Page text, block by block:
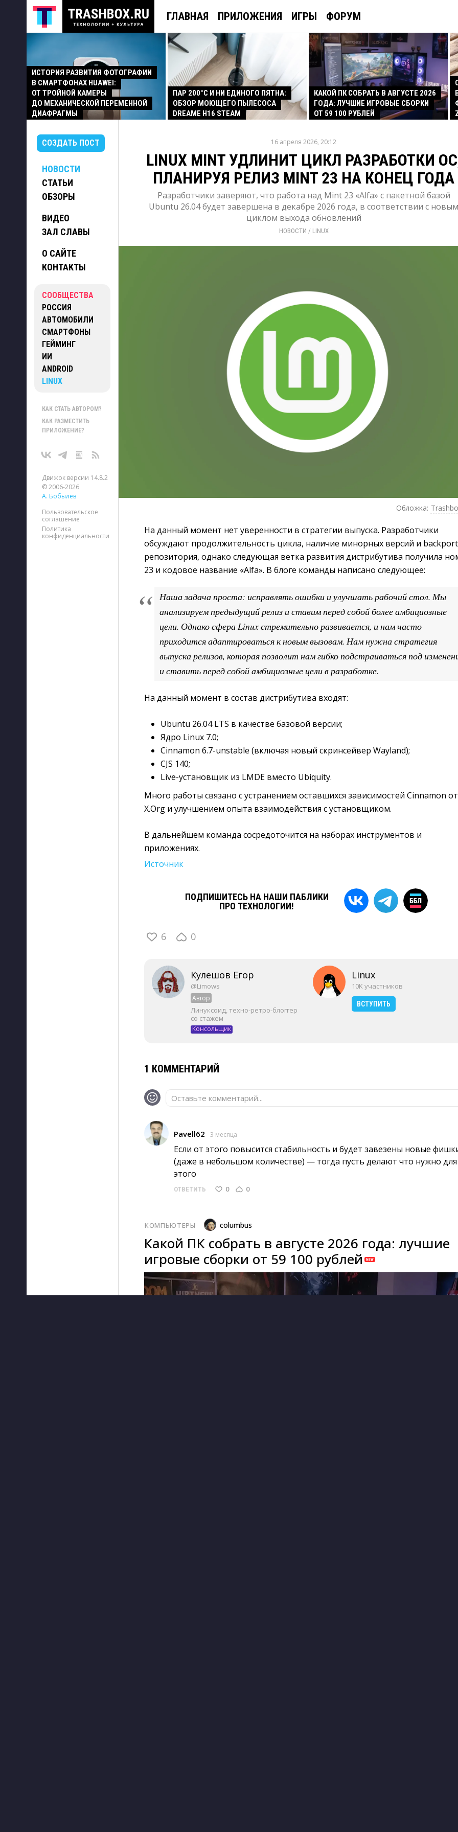
ГЛАВНАЯ ПРИЛОЖЕНИЯ ИГРЫ ФОРУМ
ИСТОРИЯ РАЗВИТИЯ ФОТОГРАФИИ
В СМАРТФОНАХ HUAWEI:
ОТ ТРОЙНОЙ КАМЕРЫ
ДО МЕХАНИЧЕСКОЙ ПЕРЕМЕННОЙ
ДИАФРАГМЫ
ПАР 200°C И НИ ЕДИНОГО ПЯТНА:
ОБЗОР МОЮЩЕГО ПЫЛЕСОСА
DREAME H16 STEAM
КАКОЙ ПК СОБРАТЬ В АВГУСТЕ 2026
ГОДА: ЛУЧШИЕ ИГРОВЫЕ СБОРКИ
ОТ 59 100 РУБЛЕЙ
СОЗДАТЬ ПОСТ
НОВОСТИ
СТАТЬИ
ОБЗОРЫ
ВИДЕО
ЗАЛ СЛАВЫ
О САЙТЕ
КОНТАКТЫ
СООБЩЕСТВА
РОССИЯ
АВТОМОБИЛИ
СМАРТФОНЫ
ГЕЙМИНГ
ИИ
ANDROID
LINUX
КАК СТАТЬ АВТОРОМ?
КАК РАЗМЕСТИТЬ
ПРИЛОЖЕНИЕ?
Движок версии 14.8.2
© 2006-2026
А. Бобылев
Пользовательское
соглашение
Политика
конфиденциальности
16 апреля 2026, 20:12
LINUX MINT УДЛИНИТ ЦИКЛ РАЗРАБОТКИ
ПЛАНИРУЯ РЕЛИЗ MINT 23 НА КОНЕЦ ГОДА
Разработчики заверяют, что работа над Mint 23 «Alfa» с пакетной базой
Ubuntu 26.04 будет завершена в декабре 2026 года, в соответствии с новым
циклом выхода обновлений
НОВОСТИ / LINUX
Обложка:
На данный момент нет уверенности в стратегии выпуска. Разработчики
обсуждают продолжительность цикла, наличие минорных версий и
репозитория, однако следующая ветка развития дистрибутива получила
23 и кодовое название «Alfa». В блоге команды написано следующее:
Наша задача проста: исправлять ошибки и улучшать рабочий стол. Мы
анализируем предыдущий релиз и ставим перед собой более амбициозные
цели. Однако сфера Linux стремительно развивается, и нам часто
приходится адаптироваться к новым вызовам. Нам нужна стратегия
выпуска релизов, которая позволит нам гибко подстраиваться под
и ставить перед собой амбициозные цели в разработке.
На данный момент в состав дистрибутива входят:
Ubuntu 26.04 LTS в качестве базовой версии;
Ядро Linux 7.0;
Cinnamon 6.7-unstable (включая новый скринсейвер Wayland);
CJS 140;
Live-установщик из LMDE вместо Ubiquity.
Много работы связано с устранением оставшихся зависимостей Cinnamon от
X.Org и улучшением опыта взаимодействия с установщиком.
В дальнейшем команда сосредоточится на наборах инструментов и
приложениях.
Источник
ПОДПИШИТЕСЬ НА НАШИ ПАБЛИКИ
ПРО ТЕХНОЛОГИИ!
6 0
Кулешов Егор
@Limows
Автор
Линуксоид, техно-ретро-блоггер
со стажем
Консольщик
Linux
10K участников
ВСТУПИТЬ
1 КОММЕНТАРИЙ
Оставьте комментарий...
Pavell62 3 месяца
Если от этого повысится стабильность и будет завезены новые
(даже в небольшом количестве) — тогда пусть делают что нужно для
этого
ОТВЕТИТЬ 0 0
КОМПЬЮТЕРЫ columbus
Какой ПК собрать в августе 2026 года: лучшие
игровые сборки от 59 100 рублей